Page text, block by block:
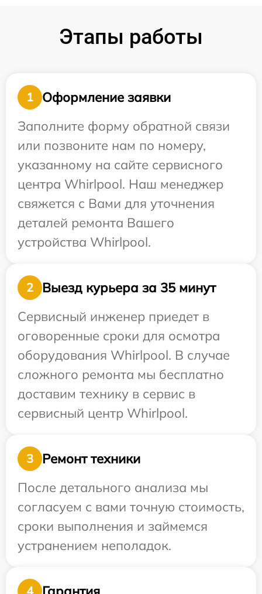
Этапы работы
1
Оформление заявки
Заполните форму обратной связи
или позвоните нам по номеру,
указанному на сайте сервисного
центра Whirlpool. Наш менеджер
свяжется с Вами для уточнения
деталей ремонта Вашего
устройства Whirlpool.
2
Выезд курьера за 35 минут
Сервисный инженер приедет в
оговоренные сроки для осмотра
оборудования Whirlpool. В случае
сложного ремонта мы бесплатно
доставим технику в сервис в
сервисный центр Whirlpool.
3
Ремонт техники
После детального анализа мы
согласуем с вами точную стоимость,
сроки выполнения и займемся
устранением неполадок.
4